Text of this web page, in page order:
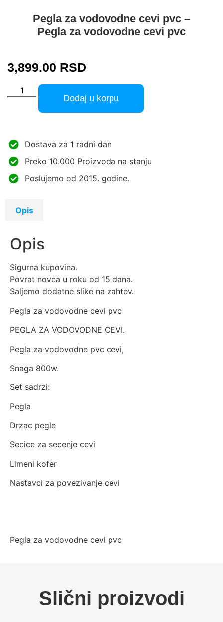
Pegla za vodovodne cevi pvc –
Pegla za vodovodne cevi pvc
3,899.00 RSD
Dodaj u korpu
Dostava za 1 radni dan
Preko 10.000 Proizvoda na stanju
Poslujemo od 2015. godine.
Opis
Opis
Sigurna kupovina.
Povrat novca u roku od 15 dana.
Saljemo dodatne slike na zahtev.
Pegla za vodovodne cevi pvc
PEGLA ZA VODOVODNE CEVI.
Pegla za vodovodne pvc cevi,
Snaga 800w.
Set sadrzi:
Pegla
Drzac pegle
Secice za secenje cevi
Limeni kofer
Nastavci za povezivanje cevi
Pegla za vodovodne cevi pvc
Slični proizvodi